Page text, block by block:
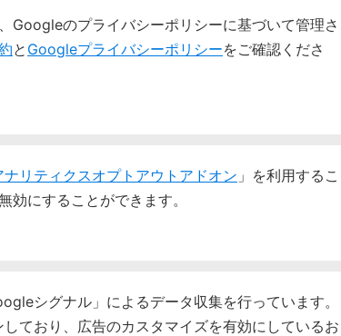
Googleのプライバシーポリシーに基づいて管理さ
と Googleプライバシーポリシーをご確認くださ
リティクスオプトアウトアドオン 」を利用するこ
にすることができます。
シグナル」によるデータ収集を行っています。
ており、広告のカスタマイズを有効にしているお